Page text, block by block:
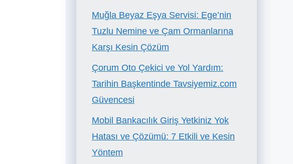
Muğla Beyaz Eşya Servisi: Ege’nin
Tuzlu Nemine ve Çam Ormanlarına
Karşı Kesin Çözüm
Çorum Oto Çekici ve Yol Yardım:
Tarihin Başkentinde Tavsiyemiz.com
Güvencesi
Mobil Bankacılık Giriş Yetkiniz Yok
Hatası ve Çözümü: 7 Etkili ve Kesin
Yöntem